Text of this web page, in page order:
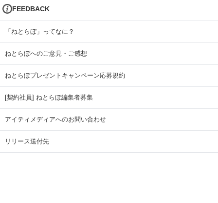
FEEDBACK
「ねとらぼ」ってなに？
ねとらぼへのご意見・ご感想
ねとらぼプレゼントキャンペーン応募規約
[契約社員] ねとらぼ編集者募集
アイティメディアへのお問い合わせ
リリース送付先